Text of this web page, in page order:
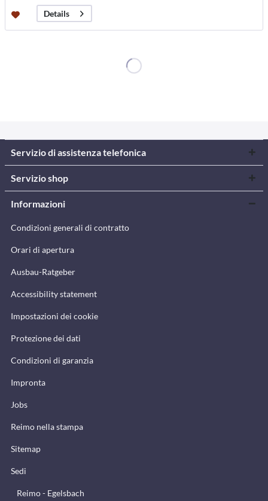
Details
Servizio di assistenza telefonica
Servizio shop
Informazioni
Condizioni generali di contratto
Orari di apertura
Ausbau-Ratgeber
Accessibility statement
Impostazioni dei cookie
Protezione dei dati
Condizioni di garanzia
Impronta
Jobs
Reimo nella stampa
Sitemap
Sedi
Reimo - Egelsbach